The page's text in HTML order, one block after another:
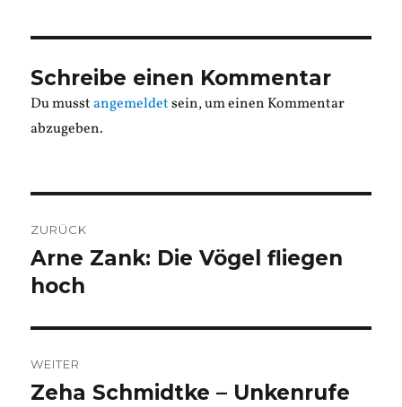
Schreibe einen Kommentar
Du musstangemeldetsein, um einen Kommentar
abzugeben.
ZURÜCK
Vorheriger
Beitrag:
Arne Zank: Die Vögel fliegen
hoch
WEITER
Nächster
Zeha Schmidtke – Unkenrufe